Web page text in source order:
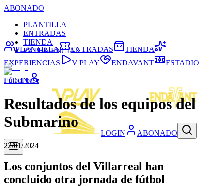
ABONADO
PLANTILLA
ENTRADAS
TIENDA
EXPERIENCIAS
LOGIN
LOGIN ABONADO
PLANTILLA ENTRADAS
TIENDA
EXPERIENCIAS
V PLAY ENDAVANT ESTADIO
Fútbol base
Resultados de los equipos del
Submarino
22/01/2024
Los conjuntos del Villarreal han
concluido otra jornada de fútbol